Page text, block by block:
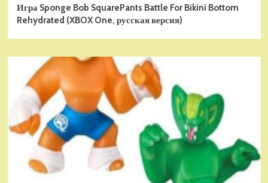
Игра Sponge Bob SquarePants Battle For Bikini Bottom
Rehydrated (XBOX One, русская версия)